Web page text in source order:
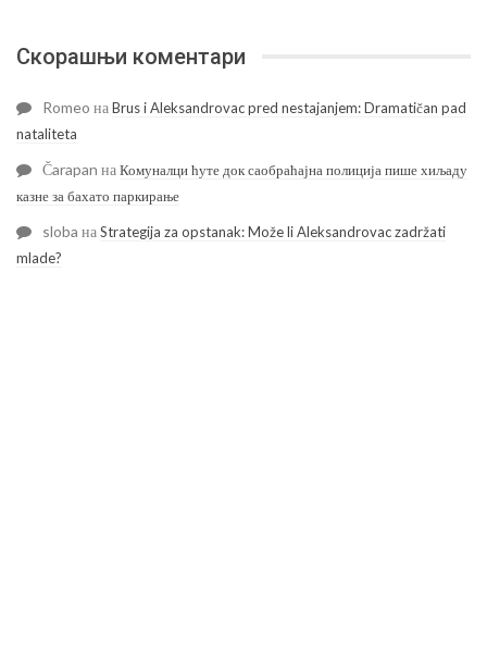
Скорашњи коментари
Romeo наBrus i Aleksandrovac pred nestajanjem: Dramatičan pad
nataliteta
Čarapan наКомуналци ћуте док саобраћајна полиција пише хиљаду
казне за бахато паркирање
sloba наStrategija za opstanak: Može li Aleksandrovac zadržati
mlade?